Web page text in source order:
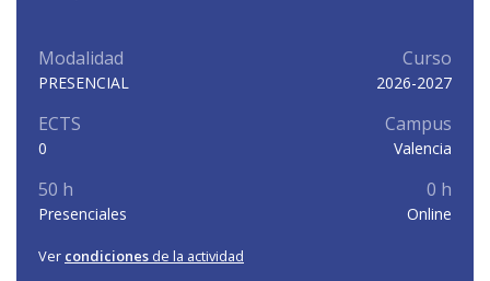
Modalidad
PRESENCIAL
Curso
2026-2027
ECTS
0
Campus
Valencia
50 h
Presenciales
0 h
Online
Ver condiciones de la actividad